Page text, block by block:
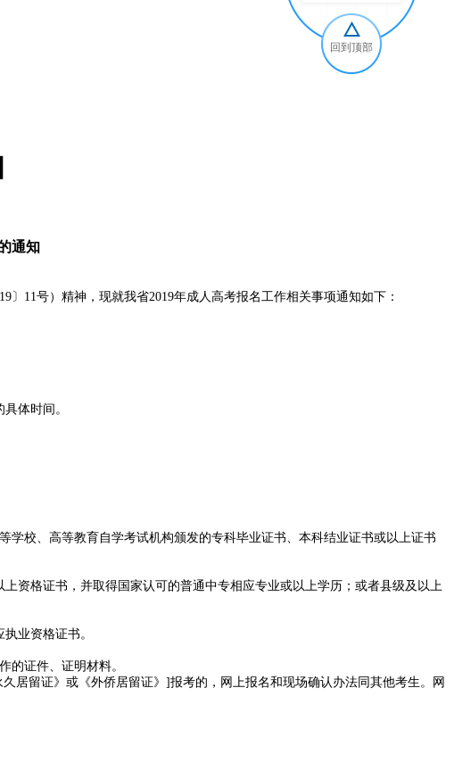
通知
11号）精神，现就我省2019年成人高考报名工作相关事项通知如下：
体时间。
学校、高等教育自学考试机构颁发的专科毕业证书、本科结业证书或以上证书
资格证书，并取得国家认可的普通中专相应专业或以上学历；或者县级及以上
业资格证书。
的证件、证明材料。
居留证》或《外侨居留证》]报考的，网上报名和现场确认办法同其他考生。网
回到顶部